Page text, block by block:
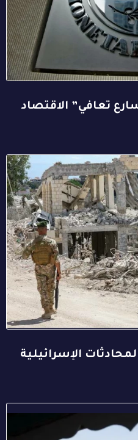
تعافي” الاقتصاد
الإسرائيلية